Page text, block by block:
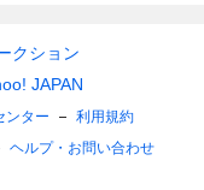
クション
JAPAN
ンター
利用規約
ヘルプ・お問い合わせ